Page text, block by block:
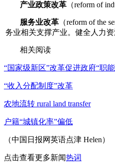
产业政策改革 （reform of
服务业改革 （reform of
务业相关支撑产业。健全人力
相关阅读
“国家级新区”改革促进政府“职
“收入分配制度”改革
农地流转 rural land transfer
户籍“城镇化率”偏低
（中国日报网英语点津 Helen）
点击查看更多新闻热词